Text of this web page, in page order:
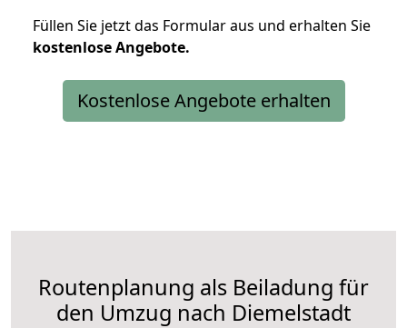
Füllen Sie jetzt das Formular aus und erhalten Sie
kostenloseAngebote.
Kostenlose Angebote erhalten
Routenplanung als Beiladung für
den Umzug nach Diemelstadt